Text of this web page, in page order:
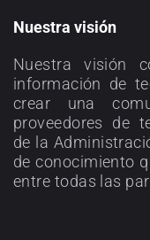
Nuestra visión
Nuestra visión
información de
crear una
proveedores de
de la
de conocimiento
entre todas las